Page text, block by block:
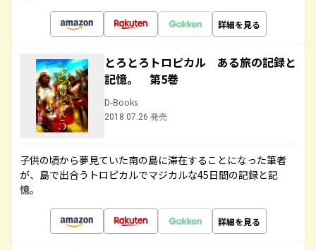
詳細を見る
とろとろトロピカル ある旅の記録と
記憶。 第5巻
D-Books
2018.07.26 発売
子供の頃から夢見ていた南の島に滞在することになった筆者
が、島で出合うトロピカルでマジカルな45日間の記録と記
憶。
詳細を見る